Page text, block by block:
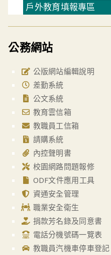
戶外教育填報專區
公務網站
公版網站編輯說明
差勤系統
公文系統
教育雲信箱
教職員工信箱
請購系統
內控聲明書
校園網路問題報修
ODF文件應用工具
資通安全管理
職業安全衛生
捐款芳名錄及同意書
電話分機號碼一覽表
教職員汽機車停車登記